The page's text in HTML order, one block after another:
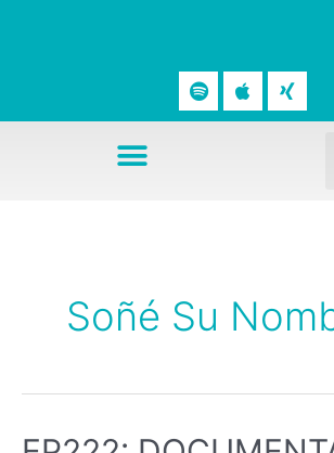
o
t
i
p
l
e
n
g
Menú
Soñé Su